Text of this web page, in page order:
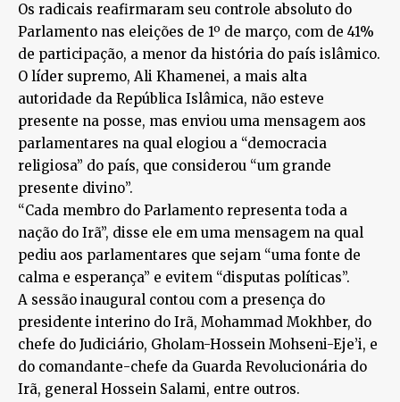
Os radicais reafirmaram seu controle absoluto do
Parlamento nas eleições de 1º de março, com de 41%
de participação, a menor da história do país islâmico.
O líder supremo, Ali Khamenei, a mais alta
autoridade da República Islâmica, não esteve
presente na posse, mas enviou uma mensagem aos
parlamentares na qual elogiou a “democracia
religiosa” do país, que considerou “um grande
presente divino”.
“Cada membro do Parlamento representa toda a
nação do Irã”, disse ele em uma mensagem na qual
pediu aos parlamentares que sejam “uma fonte de
calma e esperança” e evitem “disputas políticas”.
A sessão inaugural contou com a presença do
presidente interino do Irã, Mohammad Mokhber, do
chefe do Judiciário, Gholam-Hossein Mohseni-Eje’i, e
do comandante-chefe da Guarda Revolucionária do
Irã, general Hossein Salami, entre outros.